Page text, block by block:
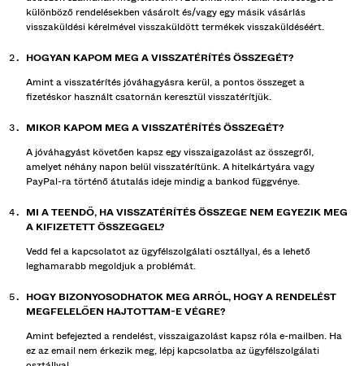
különböző rendelésekben vásárolt és/vagy egy másik vásárlás
visszaküldési kérelmével visszaküldött termékek visszaküldéséért.
HOGYAN KAPOM MEG A VISSZATÉRÍTÉS ÖSSZEGÉT?
Amint a visszatérítés jóváhagyásra kerül, a pontos összeget a
fizetéskor használt csatornán keresztül visszatérítjük.
MIKOR KAPOM MEG A VISSZATÉRÍTÉS ÖSSZEGÉT?
A jóváhagyást követően kapsz egy visszaigazolást az összegről,
amelyet néhány napon belül visszatérítünk. A hitelkártyára vagy
PayPal-ra történő átutalás ideje mindig a bankod függvénye.
MI A TEENDŐ, HA VISSZATÉRÍTÉS ÖSSZEGE NEM EGYEZIK MEG
A KIFIZETETT ÖSSZEGGEL?
Vedd fel a kapcsolatot az ügyfélszolgálati osztállyal, és a lehető
leghamarabb megoldjuk a problémát.
HOGY BIZONYOSODHATOK MEG ARRÓL, HOGY A RENDELÉST
MEGFELELŐEN HAJTOTTAM-E VÉGRE?
Amint befejezted a rendelést, visszaigazolást kapsz róla e-mailben. Ha
ez az email nem érkezik meg, lépj kapcsolatba az ügyfélszolgálati